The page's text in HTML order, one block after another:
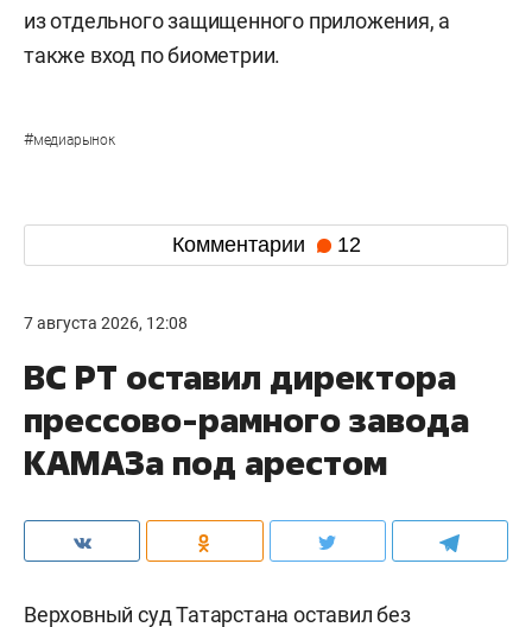
из отдельного защищенного приложения, а
также вход по биометрии.
#медиарынок
Комментарии 12
7 августа 2026, 12:08
ВС РТ оставил директора
прессово-рамного завода
КАМАЗа под арестом
Верховный суд Татарстана оставил без